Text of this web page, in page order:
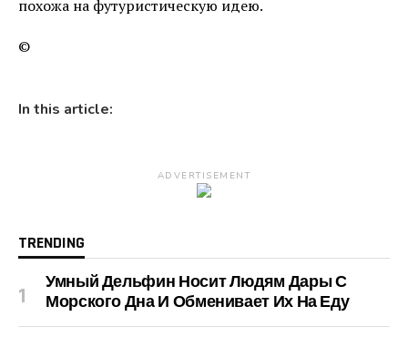
похожа на футуристическую идею.
©
In this article:
ADVERTISEMENT
TRENDING
Умный Дельфин Носит Людям Дары С
Морского Дна И Обменивает Их На Еду